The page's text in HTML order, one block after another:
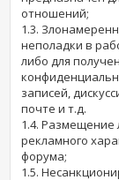
отношений;
1.3.
неполадки в
либо для
записей,
почте и т.д.
1.4. Размещение
рекламного
форума;
1.5.